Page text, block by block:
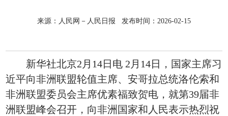
来源：人民网－人民日报 发布时间：2026-02-15
新华社北京2月14日电 2月14日，国家主席习
近平向非洲联盟轮值主席、安哥拉总统洛伦索和
非洲联盟委员会主席优素福致贺电，就第39届非
洲联盟峰会召开，向非洲国家和人民表示热烈祝